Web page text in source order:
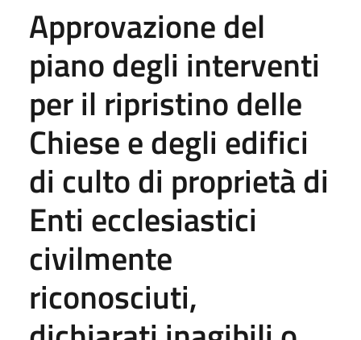
Approvazione del
piano degli interventi
per il ripristino delle
Chiese e degli edifici
di culto di proprietà di
Enti ecclesiastici
civilmente
riconosciuti,